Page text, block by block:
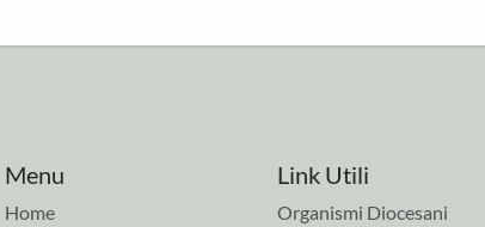
Menu
Home
Link Utili
Organismi Diocesani